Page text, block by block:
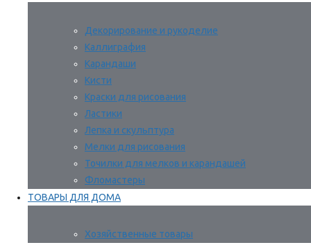
Декорирование и рукоделие
Каллиграфия
Карандаши
Кисти
Краски для рисования
Ластики
Лепка и скульптура
Мелки для рисования
Точилки для мелков и карандашей
Фломастеры
ТОВАРЫ ДЛЯ ДОМА
Хозяйственные товары